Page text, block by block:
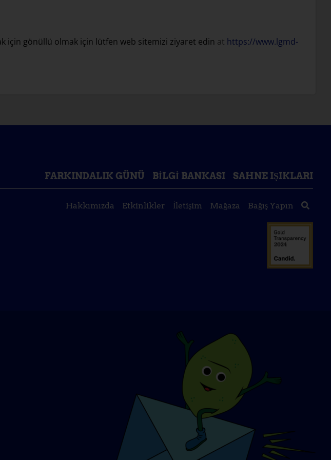
için gönüllü olmak için lütfen web sitemizi ziyaret edin at https://www.lgmd-
FARKINDALIK GÜNÜ BILGI BANKASI SAHNE IŞIKLARI
Hakkımızda Etkinlikler İletişim Mağaza Bağış Yapın